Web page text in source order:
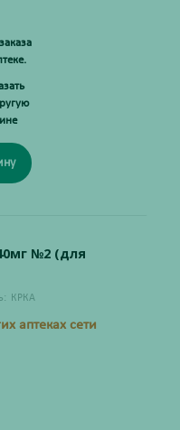
№2 (для
КРКА
аптеках сети